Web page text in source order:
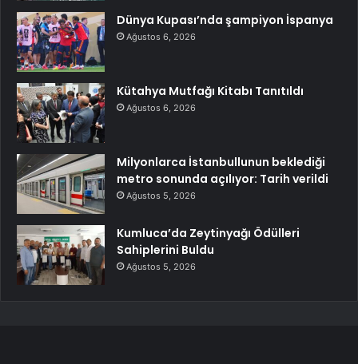
Dünya Kupası’nda şampiyon İspanya
Ağustos 6, 2026
Kütahya Mutfağı Kitabı Tanıtıldı
Ağustos 6, 2026
Milyonlarca İstanbullunun beklediği
metro sonunda açılıyor: Tarih verildi
Ağustos 5, 2026
Kumluca’da Zeytinyağı Ödülleri
Sahiplerini Buldu
Ağustos 5, 2026